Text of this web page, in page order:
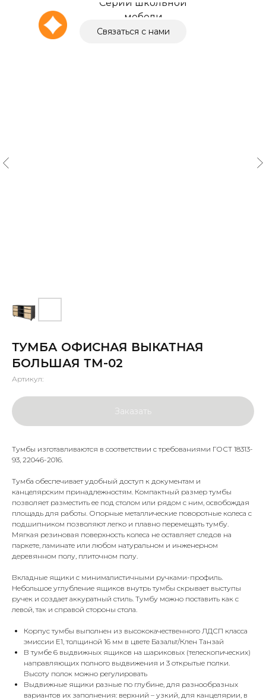
Серии школьной
мебели
Связаться с нами
ТУМБА ОФИСНАЯ ВЫКАТНАЯ
БОЛЬШАЯ ТМ-02
Артикул:
Заказать
Тумбы изготавливаются в соответствии с требованиями ГОСТ 18313-
93, 22046-2016.
Тумба обеспечивает удобный доступ к документам и
канцелярским принадлежностям. Компактный размер тумбы
позволяет разместить ее под столом или рядом с ним, освобождая
площадь для работы. Опорные металлические поворотные колеса с
подшипником позволяют легко и плавно перемещать тумбу.
Мягкая резиновая поверхность колеса не оставляет следов на
паркете, ламинате или любом натуральном и инженерном
деревянном полу, плиточном полу.
Вкладные ящики с минималистичными ручками-профиль.
Небольшое углубление ящиков внутрь тумбы скрывает выступы
ручек и создает аккуратный стиль. Тумбу можно поставить как с
левой, так и справой стороны стола.
Корпус тумбы выполнен из высококачественного ЛДСП класса
эмиссии Е1, толщиной 16 мм в цвете Базальт/Клен Танзай
В тумбе 6 выдвижных ящиков на шариковых (телескопических)
направляющих полного выдвижения и 3 открытые полки.
Высоту полок можно регулировать
Выдвижные ящики разные по глубине, для разнообразных
вариантов их заполнения: верхний – узкий, для канцелярии, в